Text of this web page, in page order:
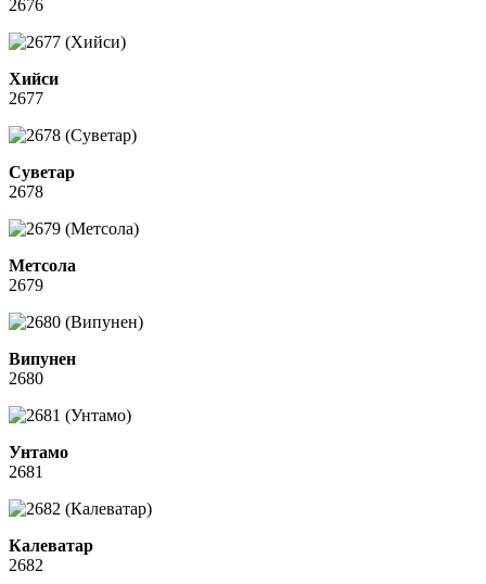
2676
Хийси
2677
Суветар
2678
Метсола
2679
Випунен
2680
Унтамо
2681
Калеватар
2682